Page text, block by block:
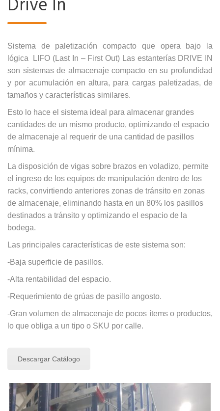
Drive In
Sistema de paletización compacto que opera bajo la
lógica LIFO (Last In – First Out) Las estanterías DRIVE IN
son sistemas de almacenaje compacto en su profundidad
y por acumulación en altura, para cargas paletizadas, de
tamaños y características similares.
Esto lo hace el sistema ideal para almacenar grandes
cantidades de un mismo producto, optimizando el espacio
de almacenaje al requerir de una cantidad de pasillos
mínima.
La disposición de vigas sobre brazos en voladizo, permite
el ingreso de los equipos de manipulación dentro de los
racks, convirtiendo anteriores zonas de tránsito en zonas
de almacenaje, eliminando hasta en un 80% los pasillos
destinados a tránsito y optimizando el espacio de la
bodega.
Las principales características de este sistema son:
-Baja superficie de pasillos.
-Alta rentabilidad del espacio.
-Requerimiento de grúas de pasillo angosto.
-Gran volumen de almacenaje de pocos ítems o productos,
lo que obliga a un tipo o SKU por calle.
Descargar Catálogo